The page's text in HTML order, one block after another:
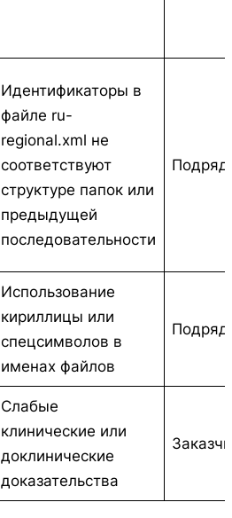
Идентификаторы в
файле ru-
regional.xml не
соответствуют
структуре папок или
предыдущей
последовательности
Использование
кириллицы или
спецсимволов в
именах файлов
Слабые
клинические или
доклинические
доказательства